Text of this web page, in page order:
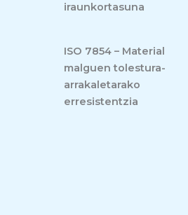
iraunkortasuna
ISO 7854 – Material
malguen tolestura-
arrakaletarako
erresistentzia